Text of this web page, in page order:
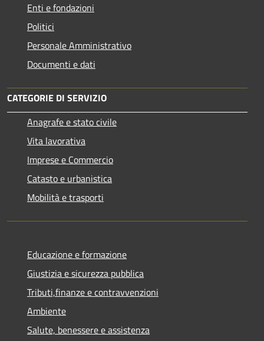
Enti e fondazioni
Politici
Personale Amministrativo
Documenti e dati
CATEGORIE DI SERVIZIO
Anagrafe e stato civile
Vita lavorativa
Imprese e Commercio
Catasto e urbanistica
Mobilità e trasporti
Educazione e formazione
Giustizia e sicurezza pubblica
Tributi,finanze e contravvenzioni
Ambiente
Salute, benessere e assistenza